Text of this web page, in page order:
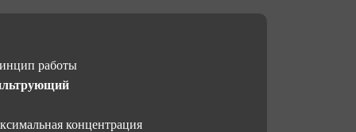
работы
концентрация